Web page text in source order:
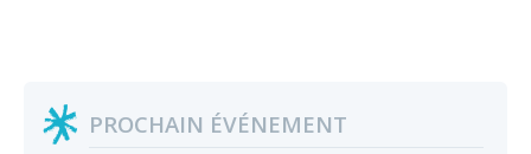
PROCHAIN ÉVÉNEMENT